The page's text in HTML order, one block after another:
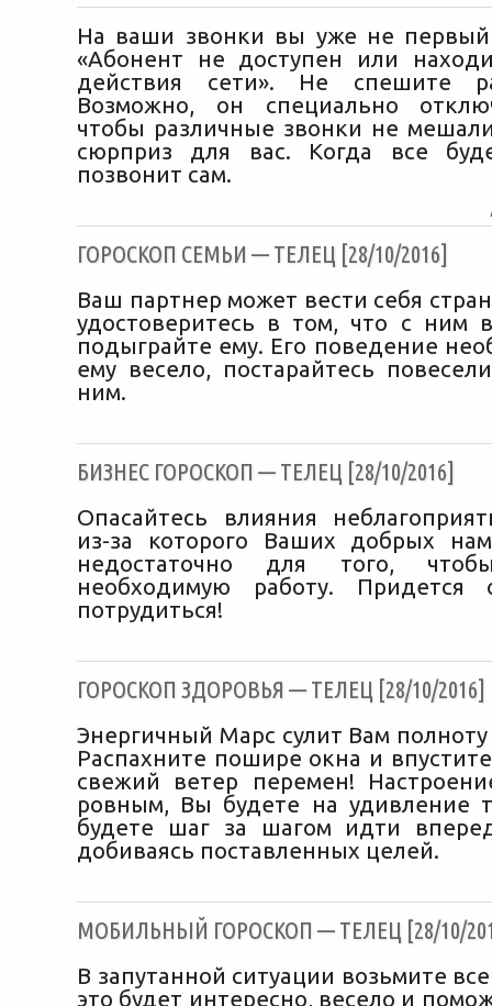
На ваши звонки вы уже не
«Абонент не доступен или
действия сети». Не спешите
Возможно, он специально
чтобы различные звонки не
сюрприз для вас. Когда все
позвонит сам.
ГОРОСКОП СЕМЬИ — ТЕЛЕЦ [28/10/2016]
Ваш партнер может вести себя
удостоверитесь в том, что с ним
подыграйте ему. Его поведение
ему весело, постарайтесь
ним.
БИЗНЕС ГОРОСКОП — ТЕЛЕЦ [28/10/2016]
Опасайтесь влияния
из-за которого Ваших добрых
недостаточно для того,
необходимую работу. Придется
потрудиться!
ГОРОСКОП ЗДОРОВЬЯ — ТЕЛЕЦ [28/10/2016]
Энергичный Марс сулит Вам полноту
Распахните пошире окна и
свежий ветер перемен!
ровным, Вы будете на удивление
будете шаг за шагом идти
добиваясь поставленных целей.
МОБИЛЬНЫЙ ГОРОСКОП — ТЕЛЕЦ [28/10/
В запутанной ситуации возьмите
это будет интересно, весело и